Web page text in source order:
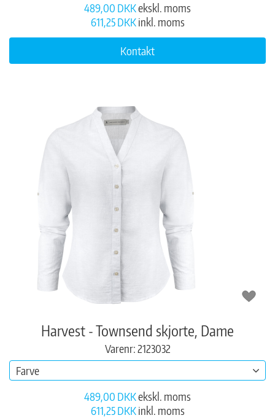
489,00 DKKekskl. moms
611,25 DKKinkl. moms
Kontakt
Harvest - Townsend skjorte, Dame
Varenr: 2123032
Farve
489,00 DKKekskl. moms
611,25 DKKinkl. moms